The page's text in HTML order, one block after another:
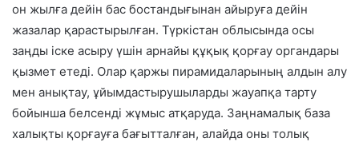
он жылға дейін бас бостандығынан айыруға дейін
жазалар қарастырылған. Түркістан облысында осы
заңды іске асыру үшін арнайы құқық қорғау органдары
қызмет етеді. Олар қаржы пирамидаларының алдын алу
мен анықтау, ұйымдастырушыларды жауапқа тарту
бойынша белсенді жұмыс атқаруда. Заңнамалық база
халықты қорғауға бағытталған, алайда оны толық